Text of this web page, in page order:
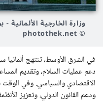
وزارة الخارجية الألمانية -
© photothek.net
في الشرق الأوسط، تنتهج ألمانيا
دعم عمليات السلام، وتقديم
الاقتصادي والسياسي. وفي الوقت
ودعم القانون الدولي، وتعزيز